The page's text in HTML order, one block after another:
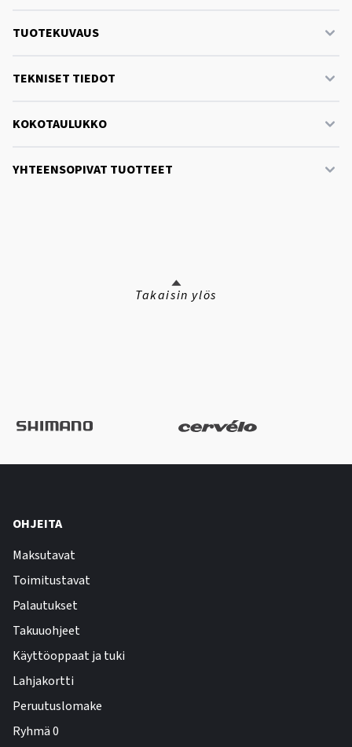
TUOTEKUVAUS
TEKNISET TIEDOT
KOKOTAULUKKO
YHTEENSOPIVAT TUOTTEET
Takaisin ylös
OHJEITA
Maksutavat
Toimitustavat
Palautukset
Takuuohjeet
Käyttöoppaat ja tuki
Lahjakortti
Peruutuslomake
Ryhmä 0